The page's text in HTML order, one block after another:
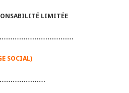
LIMITÉE
: ………………………………
SOCIAL)